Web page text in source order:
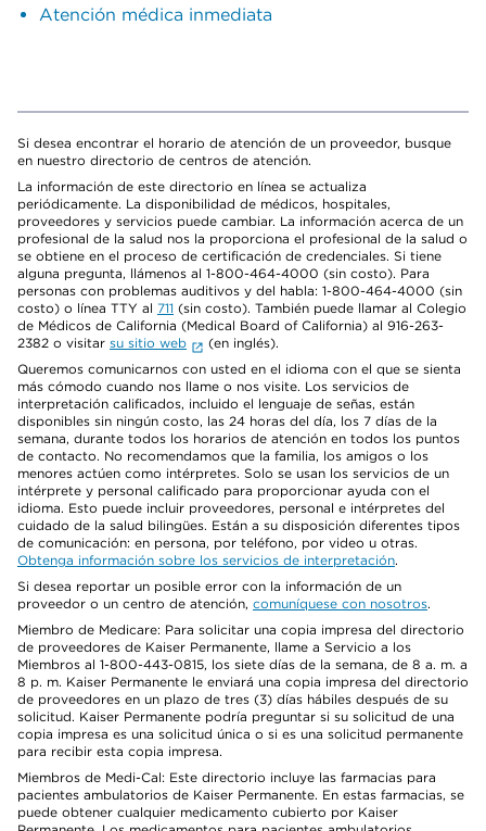
Atención médica inmediata
Si desea encontrar el horario de atención de un proveedor, busque
en nuestro directorio de centros de atención.
La información de este directorio en línea se actualiza
periódicamente. La disponibilidad de médicos, hospitales,
proveedores y servicios puede cambiar. La información acerca de un
profesional de la salud nos la proporciona el profesional de la salud o
se obtiene en el proceso de certificación de credenciales. Si tiene
alguna pregunta, llámenos al 1-800-464-4000 (sin costo). Para
personas con problemas auditivos y del habla: 1-800-464-4000 (sin
costo) o línea TTY al 711 (sin costo). También puede llamar al Colegio
de Médicos de California (Medical Board of California) al 916-263-
2382 o visitar su sitio web
(en inglés).
Queremos comunicarnos con usted en el idioma con el que se sienta
más cómodo cuando nos llame o nos visite. Los servicios de
interpretación calificados, incluido el lenguaje de señas, están
disponibles sin ningún costo, las 24 horas del día, los 7 días de la
semana, durante todos los horarios de atención en todos los puntos
de contacto. No recomendamos que la familia, los amigos o los
menores actúen como intérpretes. Solo se usan los servicios de un
intérprete y personal calificado para proporcionar ayuda con el
idioma. Esto puede incluir proveedores, personal e intérpretes del
cuidado de la salud bilingües. Están a su disposición diferentes tipos
de comunicación: en persona, por teléfono, por video u otras.
Obtenga información sobre los servicios de interpretación.
Si desea reportar un posible error con la información de un
proveedor o un centro de atención, comuníquese con nosotros.
Miembro de Medicare: Para solicitar una copia impresa del directorio
de proveedores de Kaiser Permanente, llame a Servicio a los
Miembros al 1-800-443-0815, los siete días de la semana, de 8 a. m. a
8 p. m. Kaiser Permanente le enviará una copia impresa del directorio
de proveedores en un plazo de tres (3) días hábiles después de su
solicitud. Kaiser Permanente podría preguntar si su solicitud de una
copia impresa es una solicitud única o si es una solicitud permanente
para recibir esta copia impresa.
Miembros de Medi-Cal: Este directorio incluye las farmacias para
pacientes ambulatorios de Kaiser Permanente. En estas farmacias, se
puede obtener cualquier medicamento cubierto por Kaiser